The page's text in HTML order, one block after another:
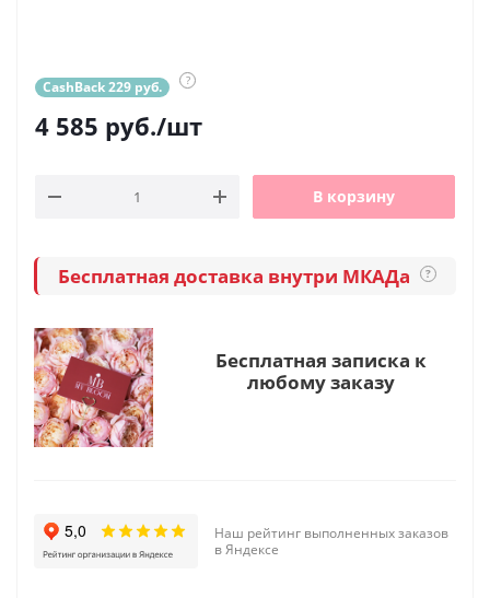
CashBack 229 руб. ?
4 585 руб./шт
В корзину
Бесплатная доставка внутри МКАДа ?
Бесплатная записка к
любому заказу
Наш рейтинг выполненных заказов
в Яндексе